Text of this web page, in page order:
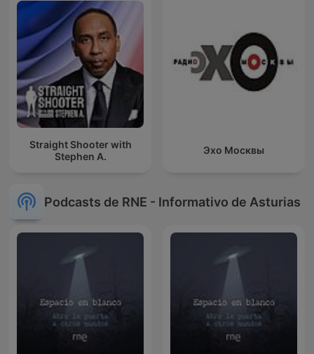
Straight Shooter with
Stephen A.
Эхо Москвы
Podcasts de RNE - Informativo de Asturias